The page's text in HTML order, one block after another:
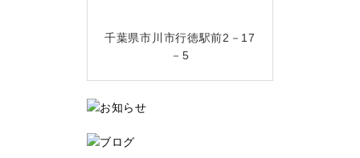
千葉県市川市行徳駅前2－17
－5